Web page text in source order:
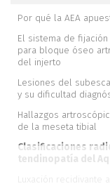
Por qué la AEA
El sistema de
para bloque óseo
del injerto
Lesiones del
y su dificultad
Hallazgos
de la meseta tibial
Clasificaciones
tendinopatía del
Luxación